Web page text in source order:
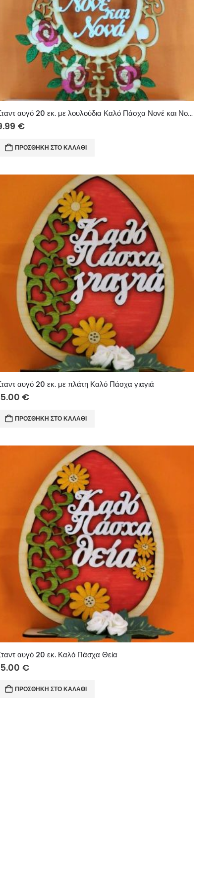
Σταντ αυγό 20 εκ. με λουλούδια Καλό Πάσχα Νονέ και Νονά
€
ΠΡΟΣΘΉΚΗ ΣΤΟ ΚΑΛΆΘΙ
αυγό 20 εκ. με πλάτη Καλό Πάσχα γιαγιά
€
ΠΡΟΣΘΉΚΗ ΣΤΟ ΚΑΛΆΘΙ
αυγό 20 εκ. Καλό Πάσχα Θεία
€
ΠΡΟΣΘΉΚΗ ΣΤΟ ΚΑΛΆΘΙ